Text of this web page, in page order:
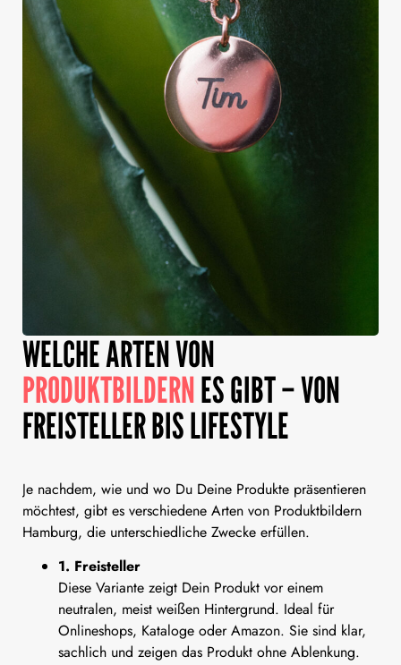
WELCHE ARTEN VON
PRODUKTBILDERNES GIBT – VON
FREISTELLER BIS LIFESTYLE
Je nachdem, wie und wo Du Deine Produkte präsentieren
möchtest, gibt es verschiedene Arten von Produktbildern
Hamburg, die unterschiedliche Zwecke erfüllen.
1. Freisteller
Diese Variante zeigt Dein Produkt vor einem
neutralen, meist weißen Hintergrund. Ideal für
Onlineshops, Kataloge oder Amazon. Sie sind klar,
sachlich und zeigen das Produkt ohne Ablenkung.